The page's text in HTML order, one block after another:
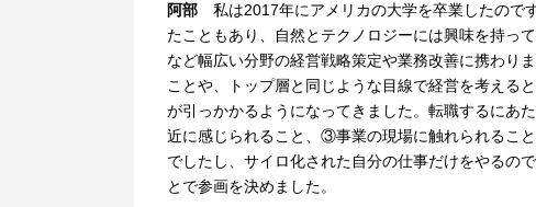
阿部
私は2017年にアメリカの大学を卒業したので
たこともあり、自然とテクノロジーには興味を持っ
など幅広い分野の経営戦略策定や業務改善に携わり
ことや、トップ層と同じような目線で経営を考える
が引っかかるようになってきました。転職するに
近に感じられること、③事業の現場に触れられるこ
でしたし、サイロ化された自分の仕事だけをやるの
とで参画を決めました。